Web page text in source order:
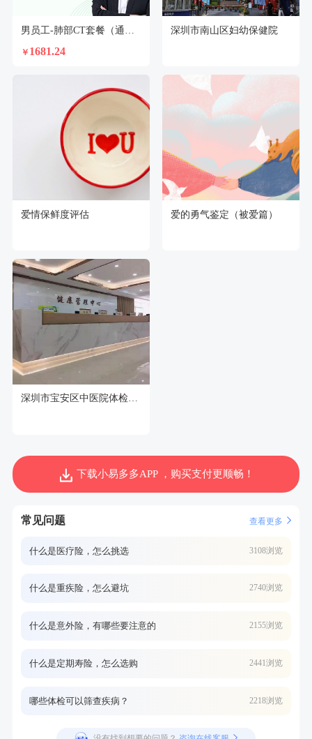
￥ 1681.24
深圳市南山区妇幼保健院
爱情保鲜度评估 爱的勇气鉴定（被爱篇）
深圳市宝安区中医院体检中心
下载小易多多APP ，购买支付更顺畅！
常见问题 查看更多
什么是医疗险，怎么挑选 3108浏览
什么是重疾险，怎么避坑 2740浏览
什么是意外险，有哪些要注意的 2155浏览
什么是定期寿险，怎么选购 2441浏览
哪些体检可以筛查疾病？ 2218浏览